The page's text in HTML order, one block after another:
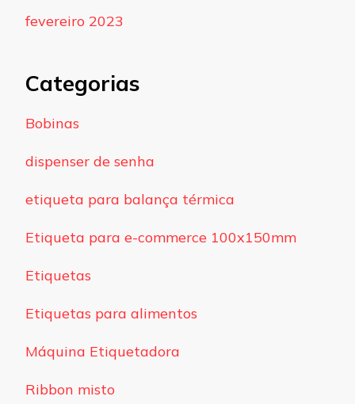
fevereiro 2023
Categorias
Bobinas
dispenser de senha
etiqueta para balança térmica
Etiqueta para e-commerce 100x150mm
Etiquetas
Etiquetas para alimentos
Máquina Etiquetadora
Ribbon misto